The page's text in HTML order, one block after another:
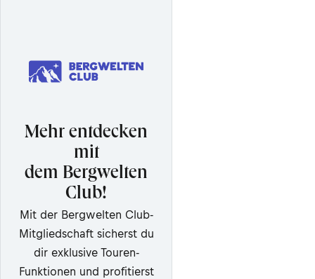
Mehr entdecken
mit
dem Bergwelten
Club!
Mit der Bergwelten Club-
Mitgliedschaft sicherst du
dir exklusive Touren-
Funktionen und profitierst